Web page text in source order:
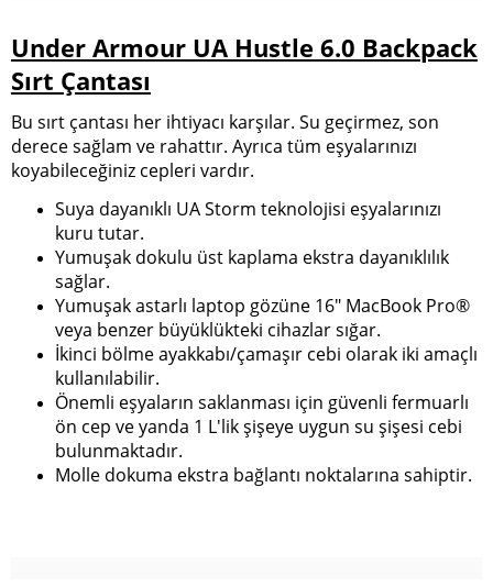
Under Armour UA Hustle 6.0 Backpack
Sırt Çantası
Bu sırt çantası her ihtiyacı karşılar. Su geçirmez, son
derece sağlam ve rahattır. Ayrıca tüm eşyalarınızı
koyabileceğiniz cepleri vardır.
Suya dayanıklı UA Storm teknolojisi eşyalarınızı
kuru tutar.
Yumuşak dokulu üst kaplama ekstra dayanıklılık
sağlar.
Yumuşak astarlı laptop gözüne 16" MacBook Pro®
veya benzer büyüklükteki cihazlar sığar.
İkinci bölme ayakkabı/çamaşır cebi olarak iki amaçlı
kullanılabilir.
Önemli eşyaların saklanması için güvenli fermuarlı
ön cep ve yanda 1 L'lik şişeye uygun su şişesi cebi
bulunmaktadır.
Molle dokuma ekstra bağlantı noktalarına sahiptir.